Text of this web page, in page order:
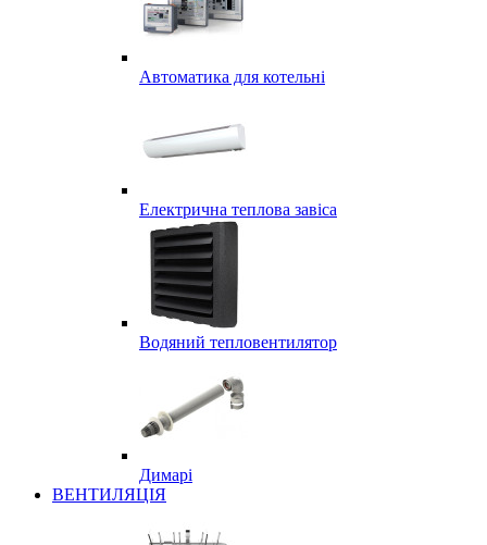
Автоматика для котельні
Електрична теплова завіса
Водяний тепловентилятор
Димарі
ВЕНТИЛЯЦІЯ